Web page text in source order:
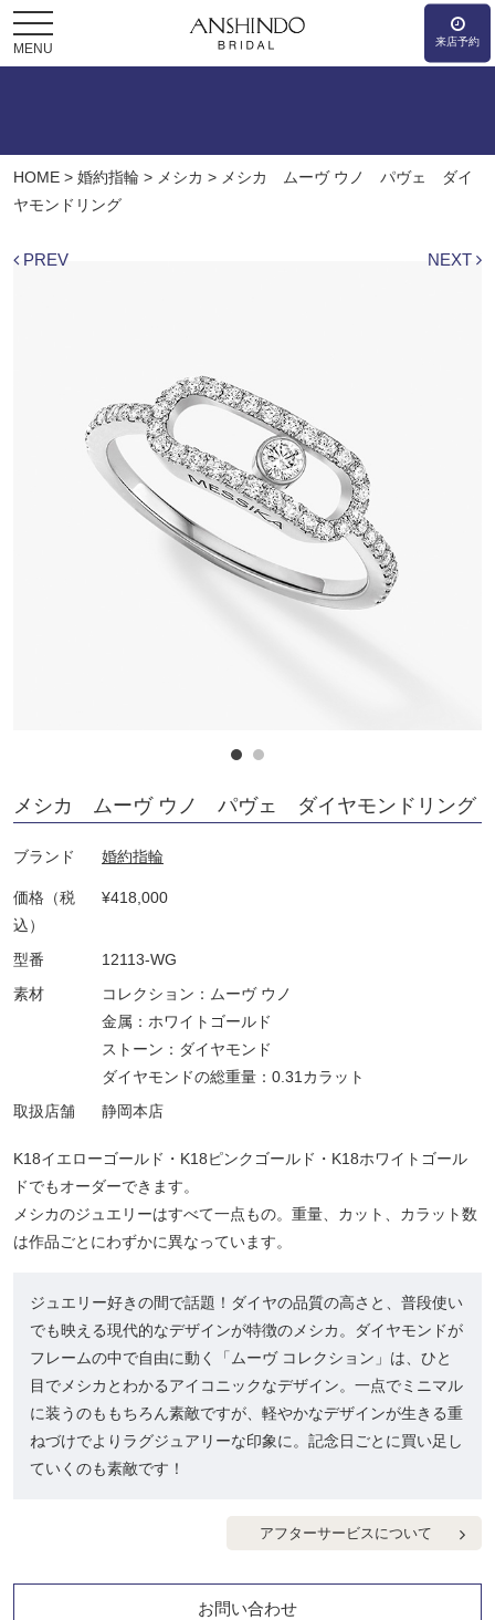
MENU 来店予約
HOME > 婚約指輪 > メシカ > メシカ ムーヴ ウノ パヴェ ダイ
ヤモンドリング
メシカ ムーヴ ウノ パヴェ ダイヤモンドリング
ブランド 婚約指輪
価格（税
込）
¥418,000
型番
12113-WG
素材
コレクション：ムーヴ ウノ
金属：ホワイトゴールド
ストーン：ダイヤモンド
ダイヤモンドの総重量：0.31カラット
取扱店舗
静岡本店
K18イエローゴールド・K18ピンクゴールド・K18ホワイトゴール
ドでもオーダーできます。
メシカのジュエリーはすべて一点もの。重量、カット、カラット数
は作品ごとにわずかに異なっています。
ジュエリー好きの間で話題！ダイヤの品質の高さと、普段使い
でも映える現代的なデザインが特徴のメシカ。ダイヤモンドが
フレームの中で自由に動く「ムーヴ コレクション」は、ひと
目でメシカとわかるアイコニックなデザイン。一点でミニマル
に装うのももちろん素敵ですが、軽やかなデザインが生きる重
ねづけでよりラグジュアリーな印象に。記念日ごとに買い足し
ていくのも素敵です！
アフターサービスについて
お問い合わせ
PREV NEXT